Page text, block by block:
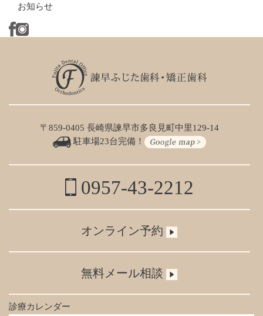
お知らせ
〒859-0405 長崎県諫早市多良見町中里129-14
駐車場23台完備！
0957-43-2212
オンライン予約
無料メール相談
診療カレンダー